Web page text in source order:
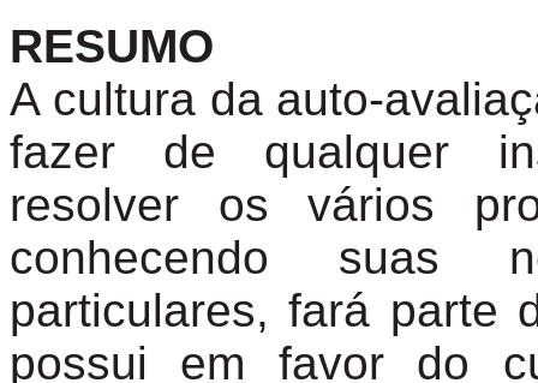
RESUMO
A cultura da auto-
fazer de qualquer
resolver os vários
conhecendo suas
particulares, fará parte
possui em favor do